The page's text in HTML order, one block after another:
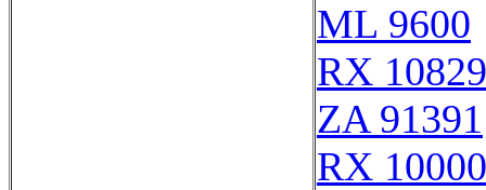
ML 9600
RX 10829
ZA 91391
RX